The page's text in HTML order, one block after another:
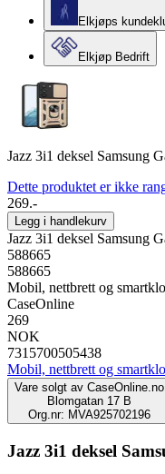
Elkjøps
Elkjøp Bedrift
Jazz 3i1 deksel Samsung
Dette produktet er ikke
269.-
Legg i handlekurv
Jazz 3i1 deksel Samsung
588665
588665
Mobil, nettbrett og
CaseOnline
269
NOK
7315700505438
Mobil, nettbrett og
Vare solgt av CaseOnline.no
Blomgatan 17 B
Org.nr: MVA925702196
Jazz 3i1 deksel